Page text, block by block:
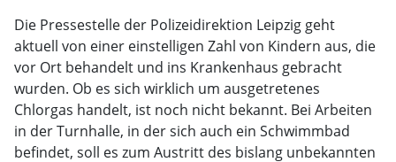
Die Pressestelle der Polizeidirektion Leipzig geht
aktuell von einer einstelligen Zahl von Kindern aus, die
vor Ort behandelt und ins Krankenhaus gebracht
wurden. Ob es sich wirklich um ausgetretenes
Chlorgas handelt, ist noch nicht bekannt. Bei Arbeiten
in der Turnhalle, in der sich auch ein Schwimmbad
befindet, soll es zum Austritt des bislang unbekannten